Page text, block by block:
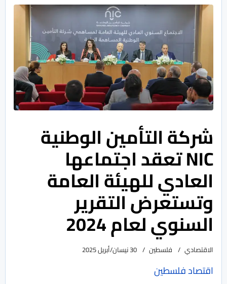
شركة التأمين الوطنية
NIC تعقد اجتماعها
العادي للهيئة العامة
وتستعرض التقرير
السنوي لعام 2024
الاقتصادي فلسطين 30 نيسان/أبريل 2025
اقتصاد فلسطين